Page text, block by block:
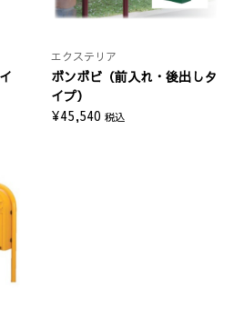
エクステリア
ボンボビ（前入れ・後出しタ
イプ）
¥45,540 税込